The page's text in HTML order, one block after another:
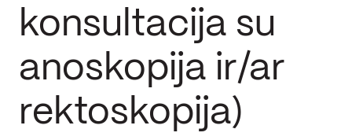
konsultacija su
anoskopija ir/ar
rektoskopija)